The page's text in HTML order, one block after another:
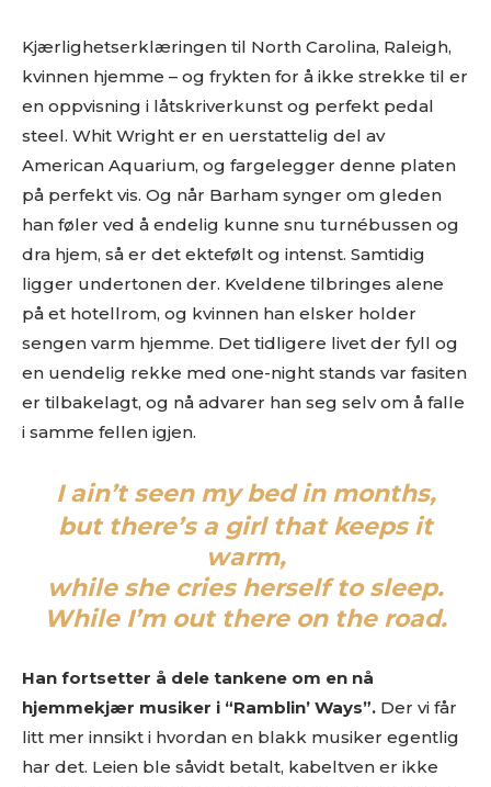
Ønsker du omtale på Dust of Daylight?
sjekk om din musikk ligger i noen av kategoriene vi fokuserer
på. På den måten slipper både du og vi å kaste bort tid.
Musikken din passer inn. Kult! Send oss en epost på
review@musikkbloggen.no .
Kjærlighetserklæringen til North Carolina, Raleigh,
kvinnen hjemme – og frykten for å ikke strekke til er
en oppvisning i låtskriverkunst og perfekt pedal
steel. Whit Wright er en uerstattelig del av
American Aquarium, og fargelegger denne platen
på perfekt vis. Og når Barham synger om gleden
han føler ved å endelig kunne snu turnébussen og
dra hjem, så er det ektefølt og intenst. Samtidig
ligger undertonen der. Kveldene tilbringes alene
på et hotellrom, og kvinnen han elsker holder
sengen varm hjemme. Det tidligere livet der fyll og
en uendelig rekke med one-night stands var fasiten
er tilbakelagt, og nå advarer han seg selv om å falle
i samme fellen igjen.
I ain’t seen my bed in months,
but there’s a girl that keeps it
warm,
while she cries herself to sleep.
While I’m out there on the road.
Han fortsetter å dele tankene om en nå
hjemmekjær musiker i “Ramblin’ Ways”. Der vi får
litt mer innsikt i hvordan en blakk musiker egentlig
har det. Leien ble såvidt betalt, kabeltven er ikke